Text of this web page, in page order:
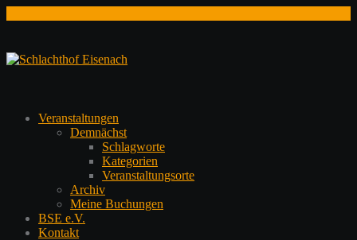
springen
Veranstaltungen
Demnächst
Schlagworte
Kategorien
Veranstaltungsorte
Archiv
Meine Buchungen
BSE e.V.
Kontakt